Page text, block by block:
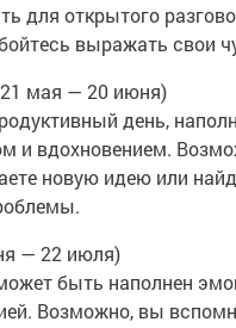
для открытого
выражать свои
мая — 20 июня)
день,
и вдохновением.
новую идею или
— 22 июля)
быть наполнен
Возможно, вы